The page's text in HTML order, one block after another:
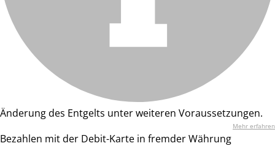
Änderung des Entgelts unter weiteren Voraussetzungen.
Mehr erfahren
Bezahlen mit der Debit-Karte in fremder Währung